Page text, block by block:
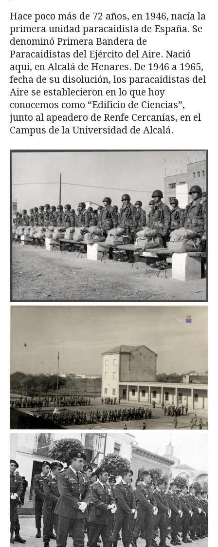
Hace poco más de 72 años, en 1946, nacía la
primera unidad paracaidista de España. Se
denominó Primera Bandera de
Paracaidistas del Ejército del Aire. Nació
aquí, en Alcalá de Henares. De 1946 a 1965,
fecha de su disolución, los paracaidistas del
Aire se establecieron en lo que hoy
conocemos como “Edificio de Ciencias”,
junto al apeadero de Renfe Cercanías, en el
Campus de la Universidad de Alcalá.